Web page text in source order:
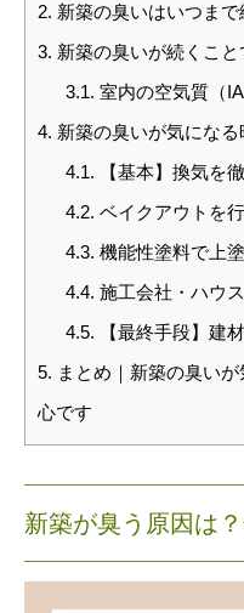
2. 新築の臭いはいつまで
3. 新築の臭いが続くこ
3.1. 室内の空気質（
4. 新築の臭いが気にな
4.1. 【基本】換気を
4.2. ベイクアウトを
4.3. 機能性塗料で上
4.4. 施工会社・ハウ
4.5. 【最終手段】建
5. まとめ｜新築の臭い
心です
新築が臭う原因は